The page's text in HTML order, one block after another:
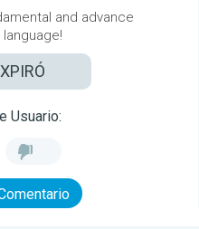
and advance
Usuario: